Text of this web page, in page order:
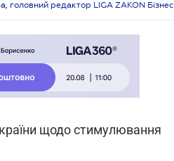
головний редактор LIGA ZAKON Бізнес
щодо стимулювання